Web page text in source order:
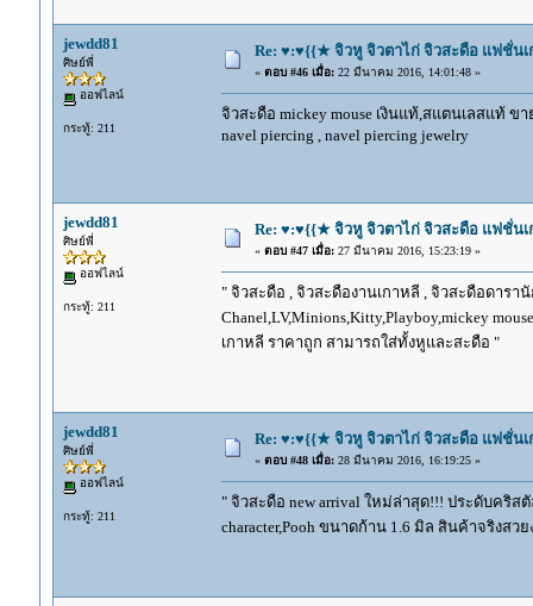
jewdd81
ศิษย์พี่
ออฟไลน์
กระทู้: 211
Re: ♥:♥{{★ จิวหู จิวตาไก่ จิวสะดือ แฟชั่น
« ตอบ #46 เมื่อ:22 มีนาคม 2016, 14:01:48 »
จิวสะดือ mickey mouse เงินแท้,สแตนเลสแท้ ข
navel piercing , navel piercing jewelry
jewdd81
ศิษย์พี่
ออฟไลน์
กระทู้: 211
Re: ♥:♥{{★ จิวหู จิวตาไก่ จิวสะดือ แฟชั่น
« ตอบ #47 เมื่อ:27 มีนาคม 2016, 15:23:19 »
" จิวสะดือ , จิวสะดืองานเกาหลี , จิวสะดือดารา
Chanel,LV,Minions,Kitty,Playboy,mickey
เกาหลี ราคาถูก สามารถใส่ทั้งหูและสะดือ "
jewdd81
ศิษย์พี่
ออฟไลน์
กระทู้: 211
Re: ♥:♥{{★ จิวหู จิวตาไก่ จิวสะดือ แฟชั่น
« ตอบ #48 เมื่อ:28 มีนาคม 2016, 16:19:25 »
" จิวสะดือ new arrival ใหม่ล่าสุด!!! ประดับคริสตั
character,Pooh ขนาดก้าน 1.6 มิล สินค้าจริงส